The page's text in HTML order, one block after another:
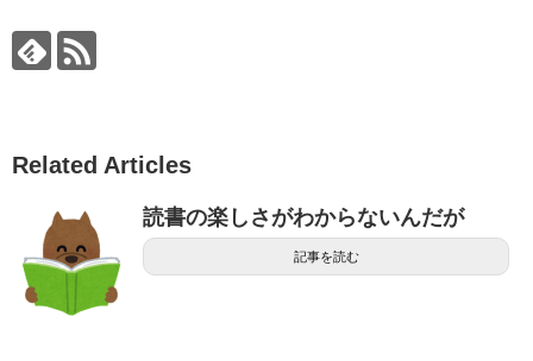
Related Articles
読書の楽しさがわからないんだが
記事を読む